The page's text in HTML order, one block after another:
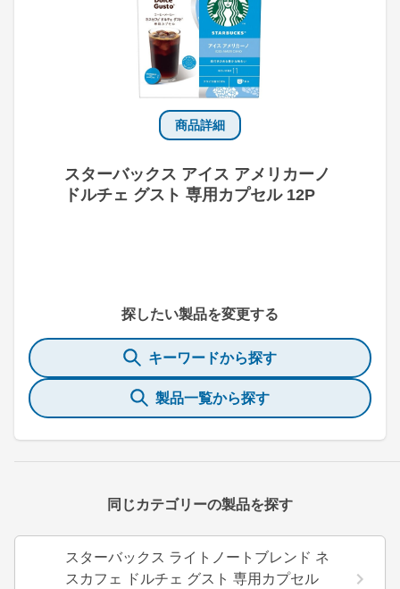
商品詳細
スターバックス アイス アメリカーノ
ドルチェ グスト 専用カプセル 12P
探したい製品を変更する
キーワードから探す
製品一覧から探す
同じカテゴリーの製品を探す
スターバックス ライトノートブレンド ネ
スカフェ ドルチェ グスト 専用カプセル